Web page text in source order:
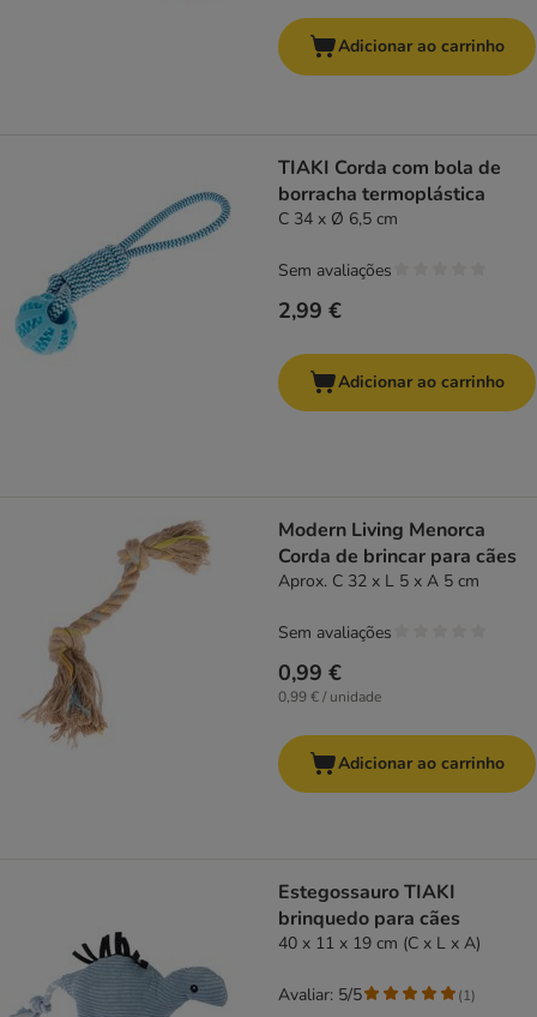
Adicionar ao carrinho
TIAKI Corda com bola de
borracha termoplástica
C 34 x Ø 6,5 cm
2,99 €
Sem avaliações
Adicionar ao carrinho
Modern Living Menorca
Corda de brincar para cães
Aprox. C 32 x L 5 x A 5 cm
0,99 €
0,99 € / unidade
Sem avaliações
Adicionar ao carrinho
Estegossauro TIAKI
brinquedo para cães
40 x 11 x 19 cm (C x L x A)
Avaliar: 5/5 (1)